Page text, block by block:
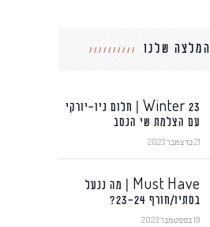
המלצה שלנו
Winter 23 | חלום ניו-יורקי
עם הצלמת שי הנסב
21 בדצמבר 2023
Must Have | מה ננעל
בסתיו/חורף 23-24?
19 בספטמבר 2023